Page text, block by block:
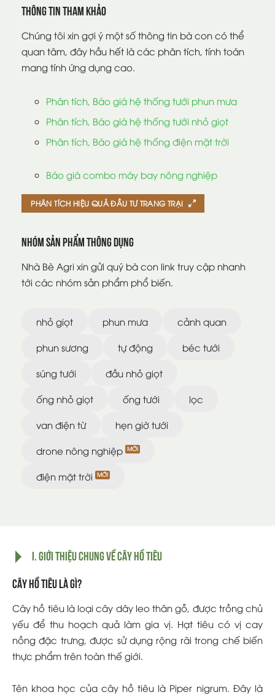
Thông tin tham khảo
Chúng tôi xin gợi ý một số thông tin bà con có thể
quan tâm, đây hầu hết là các phân tích, tính toán
mang tính ứng dụng cao.
Phân tích, Báo giá hệ thống tưới phun mưa
Phân tích, Báo giá hệ thống tưới nhỏ giọt
Phân tích, Báo giá hệ thống điện mặt trời
Báo giá combo máy bay nông nghiệp
PHÂN TÍCH HIỆU QUẢ ĐẦU TƯ TRANG TRẠI
Nhóm sản phẩm thông dụng
Nhà Bè Agri xin gửi quý bà con link truy cập nhanh
tới các nhóm sản phẩm phổ biến.
nhỏ giọt phun mưa cảnh quan
phun sương tự động béc tưới
súng tưới đầu nhỏ giọt
ống nhỏ giọt ống tưới lọc
van điện từ hẹn giờ tưới
drone nông nghiệp
điện mặt trời
I. Giới thiệu chung về cây hồ tiêu
Cây hồ tiêu là gì?
Cây hồ tiêu là loại cây dây leo thân gỗ, được trồng chủ
yếu để thu hoạch quả làm gia vị. Hạt tiêu có vị cay
nồng đặc trưng, được sử dụng rộng rãi trong chế biến
thực phẩm trên toàn thế giới.
Tên khoa học của cây hồ tiêu là Piper nigrum. Đây là